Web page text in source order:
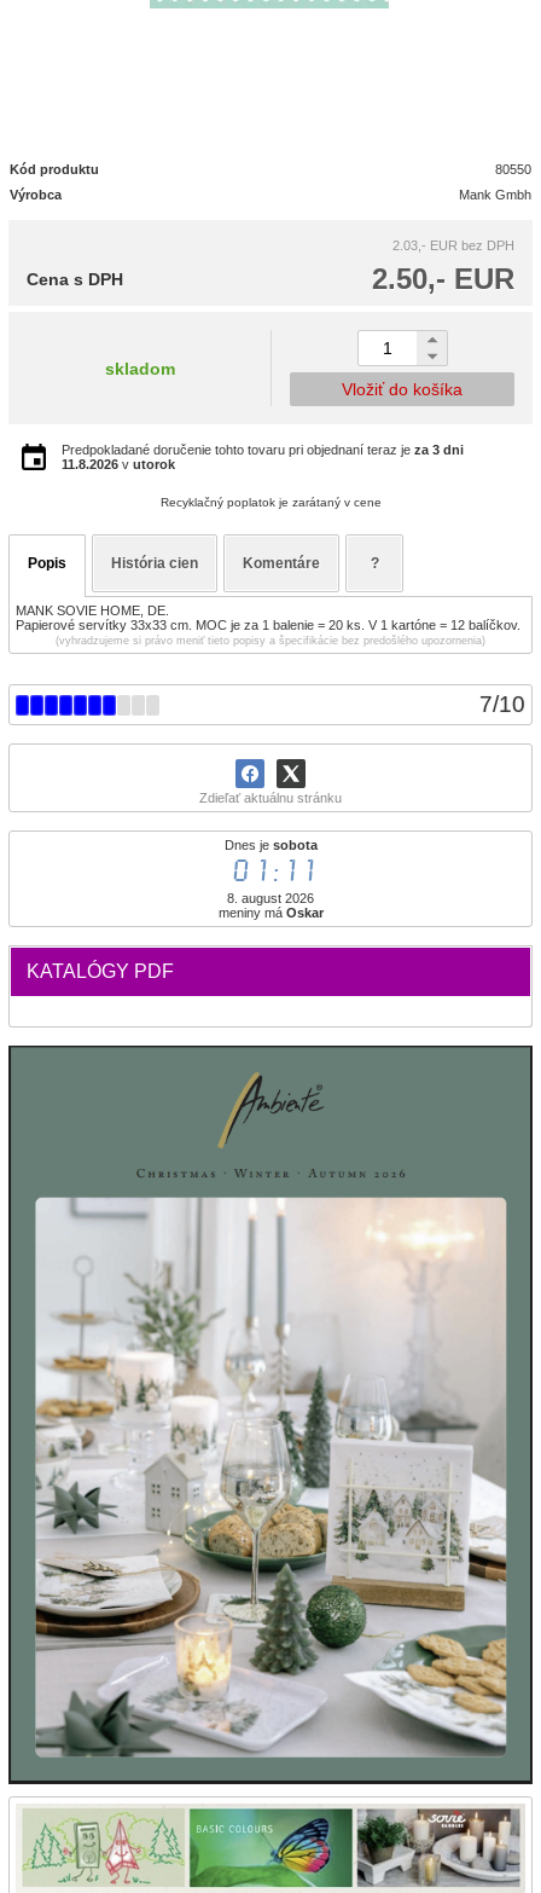
7/10
Zdieľať aktuálnu stránku
Dnes je sobota
01:11
8. august 2026
meniny má Oskar
KATALÓGY PDF
Kód produktu
80550
Výrobca
Mank Gmbh
2.03,- EUR bez DPH
2.50,- EUR
Cena s DPH
skladom
Vložiť do košíka
Predpokladané doručenie tohto tovaru pri objednaní teraz je za 3 dni
11.8.2026 v utorok
Recyklačný poplatok je zarátaný v cene
Popis História cien Komentáre ?
MANK SOVIE HOME, DE.
Papierové servítky 33x33 cm. MOC je za 1 balenie = 20 ks. V 1 kartóne = 12 balíčkov.
(vyhradzujeme si právo meniť tieto popisy a špecifikácie bez predošlého upozornenia)